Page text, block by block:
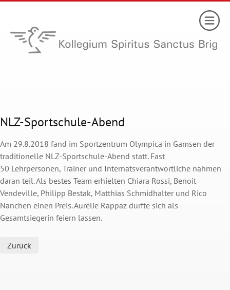
NLZ-Sportschule-Abend
Am 29.8.2018 fand im Sportzentrum Olympica in Gamsen der
traditionelle NLZ-Sportschule-Abend statt. Fast
50 Lehrpersonen, Trainer und Internatsverantwortliche nahmen
daran teil. Als bestes Team erhielten Chiara Rossi, Benoit
Vendeville, Philipp Bestak, Matthias Schmidhalter und Rico
Nanchen einen Preis. Aurélie Rappaz durfte sich als
Gesamtsiegerin feiern lassen.
Zurück